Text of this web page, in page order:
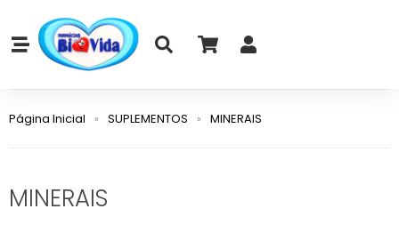
Página Inicial SUPLEMENTOS MINERAIS
MINERAIS